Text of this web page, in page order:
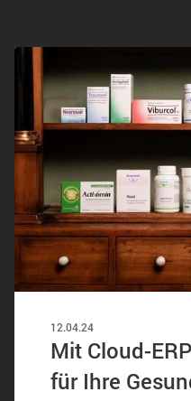
12.04.24
Mit Cloud-
für Ihre